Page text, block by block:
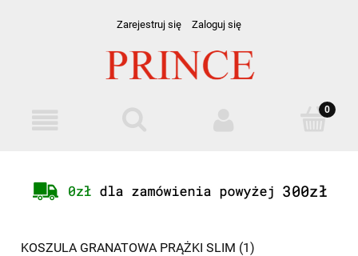
Zarejestruj się Zaloguj się
KOSZULA GRANATOWA PRĄŻKI SLIM (1)